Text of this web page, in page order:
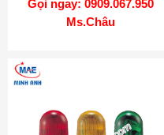
Gọi ngay: 0909.067.950
Ms.Châu